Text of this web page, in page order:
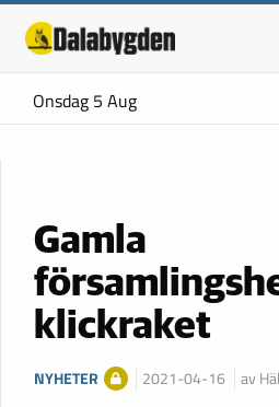
Onsdag 5 Aug
Gamla
klickraket
NYHETER 2021-04-16 av